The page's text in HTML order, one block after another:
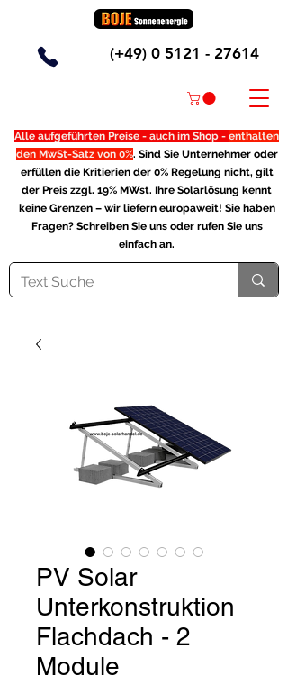
(+49) 0 5121 - 27614
Alle aufgeführten Preise - auch im Shop - enthalten
den MwSt-Satz von 0%. Sind Sie Unternehmer oder
erfüllen die Kritierien der 0% Regelung nicht, gilt
der Preis zzgl. 19% MWst. Ihre Solarlösung kennt
keine Grenzen – wir liefern europaweit! Sie haben
Fragen? Schreiben Sie uns oder rufen Sie uns
einfach an.
PV Solar
Unterkonstruktion
Flachdach - 2
Module